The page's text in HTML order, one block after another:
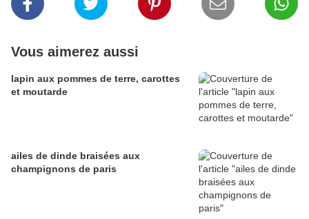
Vous aimerez aussi
lapin aux pommes de terre, carottes
et moutarde
ailes de dinde braisées aux
champignons de paris